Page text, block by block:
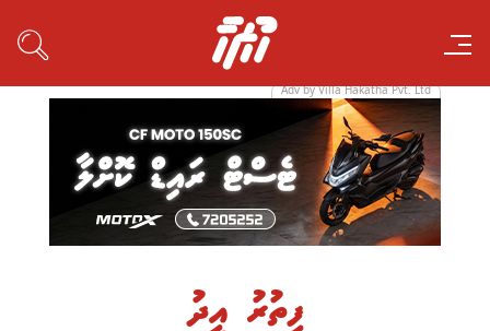
Adv by Villa Hakatha Pvt. Ltd
ފިތުރު އީދު